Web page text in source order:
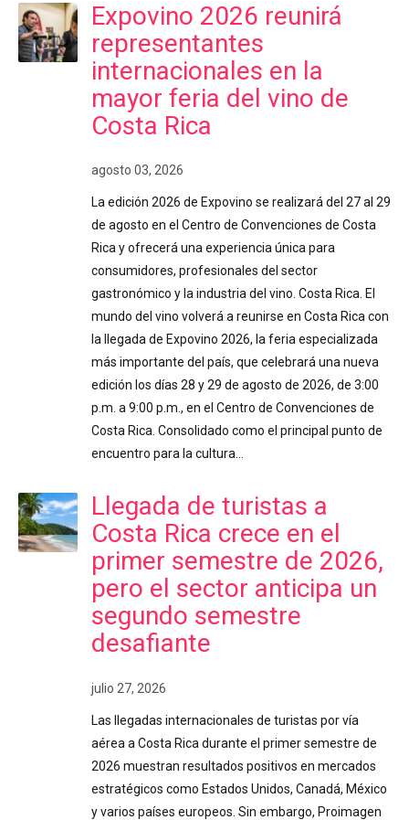
Expovino 2026 reunirá
representantes
internacionales en la
mayor feria del vino de
Costa Rica
agosto 03, 2026
La edición 2026 de Expovino se realizará del 27 al 29
de agosto en el Centro de Convenciones de Costa
Rica y ofrecerá una experiencia única para
consumidores, profesionales del sector
gastronómico y la industria del vino. Costa Rica. El
mundo del vino volverá a reunirse en Costa Rica con
la llegada de Expovino 2026, la feria especializada
más importante del país, que celebrará una nueva
edición los días 28 y 29 de agosto de 2026, de 3:00
p.m. a 9:00 p.m., en el Centro de Convenciones de
Costa Rica. Consolidado como el principal punto de
encuentro para la cultura…
Llegada de turistas a
Costa Rica crece en el
primer semestre de 2026,
pero el sector anticipa un
segundo semestre
desafiante
julio 27, 2026
Las llegadas internacionales de turistas por vía
aérea a Costa Rica durante el primer semestre de
2026 muestran resultados positivos en mercados
estratégicos como Estados Unidos, Canadá, México
y varios países europeos. Sin embargo, Proimagen